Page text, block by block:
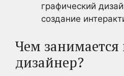
графический
создание
Чем занимается
дизайнер?